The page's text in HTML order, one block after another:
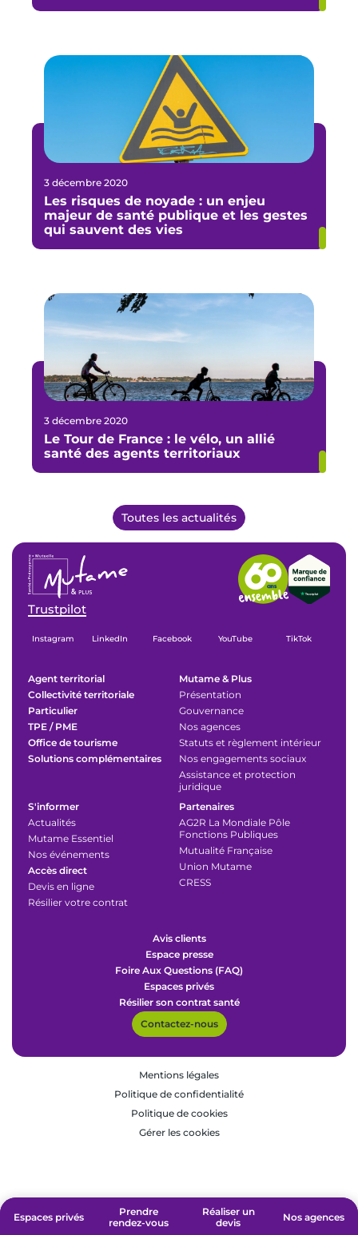
3 décembre 2020
Les risques de noyade : un enjeu
majeur de santé publique et les gestes
qui sauvent des vies
3 décembre 2020
Le Tour de France : le vélo, un allié
santé des agents territoriaux
Toutes les actualités
Espaces privés
Prendre
rendez-vous
Réaliser un
devis
Nos agences
Trustpilot
Instagram LinkedIn Facebook YouTube TikTok
Agent territorial
Collectivité territoriale
Particulier
TPE / PME
Office de tourisme
Solutions complémentaires
Mutame & Plus
Présentation
Gouvernance
Nos agences
Statuts et règlement intérieur
Nos engagements sociaux
Assistance et protection
juridique
S'informer
Actualités
Mutame Essentiel
Nos événements
Accès direct
Devis en ligne
Résilier votre contrat
Partenaires
AG2R La Mondiale Pôle
Fonctions Publiques
Mutualité Française
Union Mutame
CRESS
Avis clients
Espace presse
Foire Aux Questions (FAQ)
Espaces privés
Résilier son contrat santé
Contactez-nous
Mentions légales
Politique de confidentialité
Politique de cookies
Gérer les cookies
Espaces privés
Prendre
rendez-vous
Réaliser un
devis
Nos agences